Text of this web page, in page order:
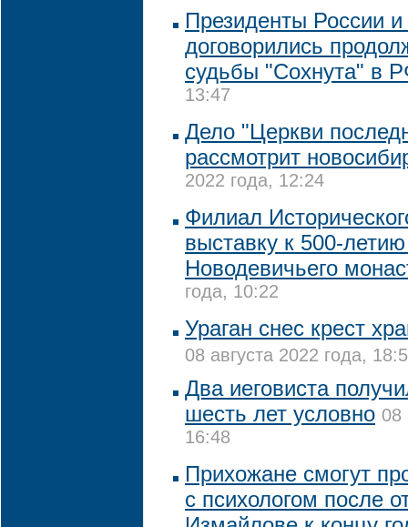
Президенты России
договорились
судьбы "Сохнута" в
13:47
Дело "Церкви
рассмотрит
2022 года, 12:24
Филиал
выставку к 500-
Новодевичьего
года, 10:22
Ураган снес крест
08 августа 2022 года,
Два иеговиста
шесть лет условно 08
16:48
Прихожане смогут
с психологом после